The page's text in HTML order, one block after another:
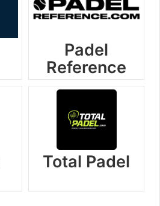
Padel
Reference
Total Padel